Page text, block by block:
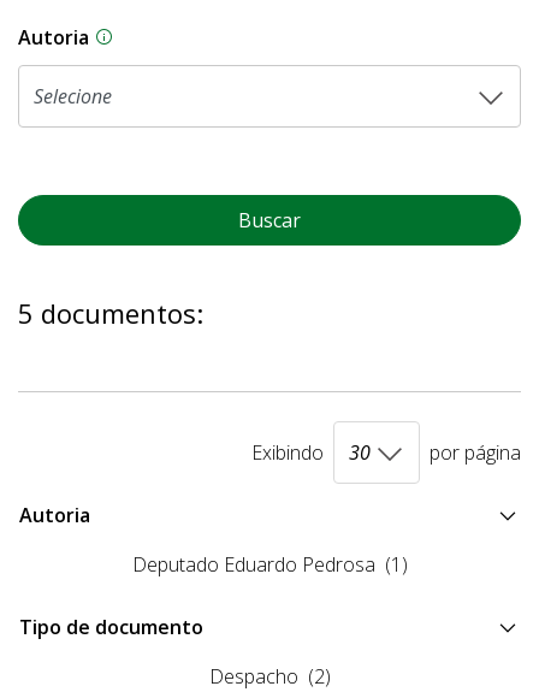
Autoria As proposições legislativas na CLDF podem
Buscar
5 documentos:
Exibindo por página
Autoria
Deputado Eduardo Pedrosa (1)
Tipo de documento
Despacho (2)